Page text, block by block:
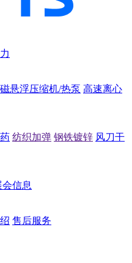
磁悬浮压缩机/热泵 高速离心
纺织加弹 钢铁镀锌 风刀干
会信息
售后服务